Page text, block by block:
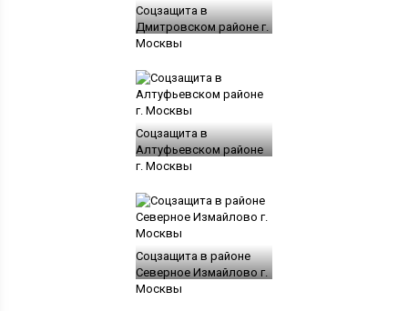
Соцзащита в
Дмитровском районе г.
Москвы
Соцзащита в
Алтуфьевском районе
г. Москвы
Соцзащита в районе
Северное Измайлово г.
Москвы